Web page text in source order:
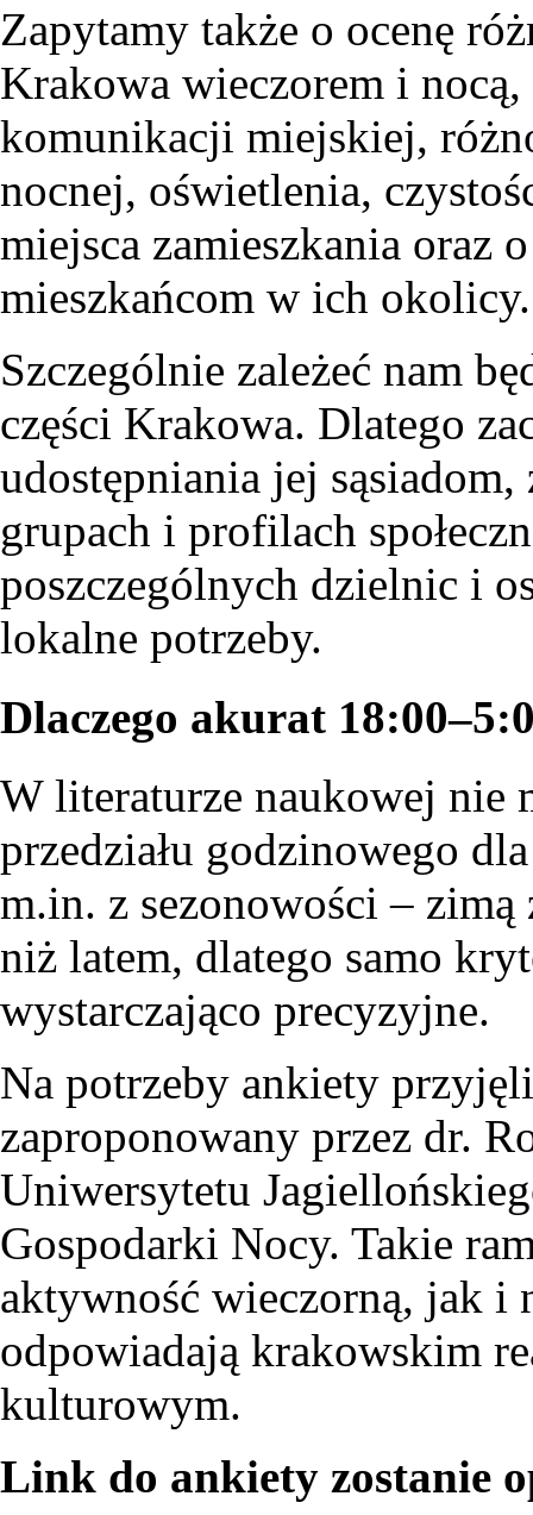
Zapytamy także o ocenę
Krakowa wieczorem i
komunikacji miejskiej,
nocnej, oświetlenia,
miejsca zamieszkania oraz
mieszkańcom w ich okolicy.
Szczególnie zależeć nam
części Krakowa. Dlatego
udostępniania jej
grupach i profilach
poszczególnych dzielnic i
lokalne potrzeby.
Dlaczego akurat
W literaturze naukowej nie
przedziału godzinowego
m.in. z sezonowości – zimą
niż latem, dlatego samo
wystarczająco precyzyjne.
Na potrzeby ankiety
zaproponowany przez dr.
Uniwersytetu
Gospodarki Nocy. Takie
aktywność wieczorną, jak i
odpowiadają krakowskim
kulturowym.
Link do ankiety zostanie